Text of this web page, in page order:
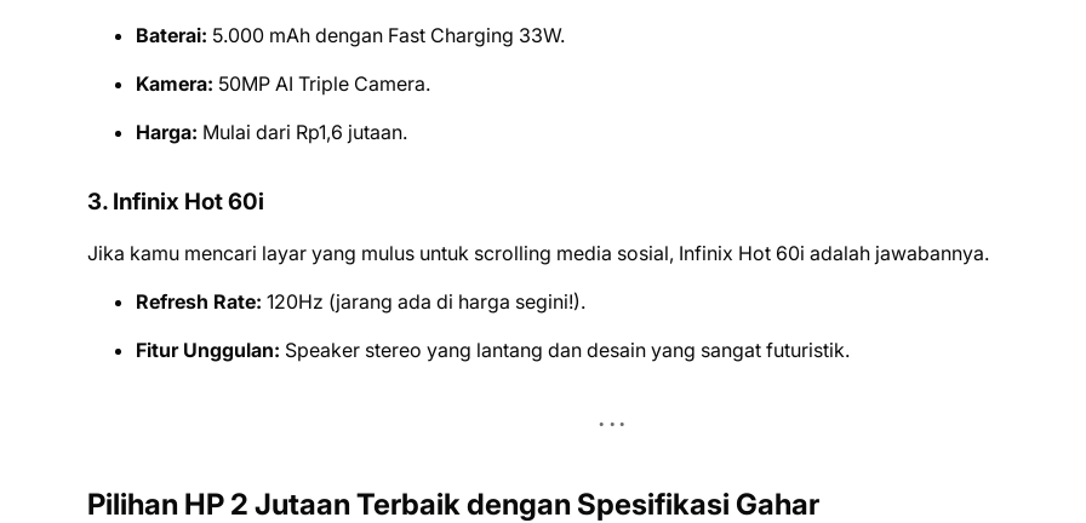
Baterai: 5.000 mAh dengan Fast Charging 33W.
Kamera: 50MP AI Triple Camera.
Harga: Mulai dari Rp1,6 jutaan.
3. Infinix Hot 60i
Jika kamu mencari layar yang mulus untuk scrolling media sosial, Infinix Hot 60i adalah jawabannya.
Refresh Rate: 120Hz (jarang ada di harga segini!).
Fitur Unggulan: Speaker stereo yang lantang dan desain yang sangat futuristik.
Pilihan HP 2 Jutaan Terbaik dengan Spesifikasi Gahar